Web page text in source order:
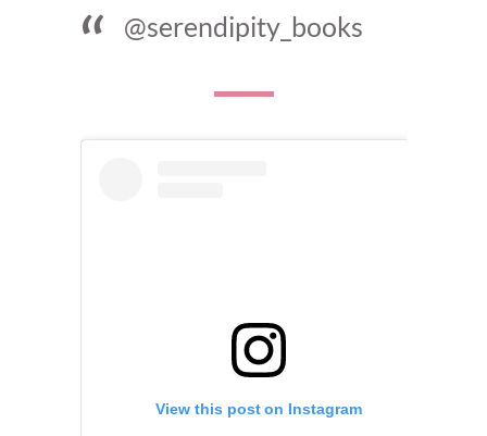
@serendipity_books
View this post on Instagram